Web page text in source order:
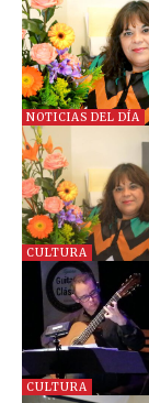
NOTICIAS DEL DÍA
CULTURA
CULTURA